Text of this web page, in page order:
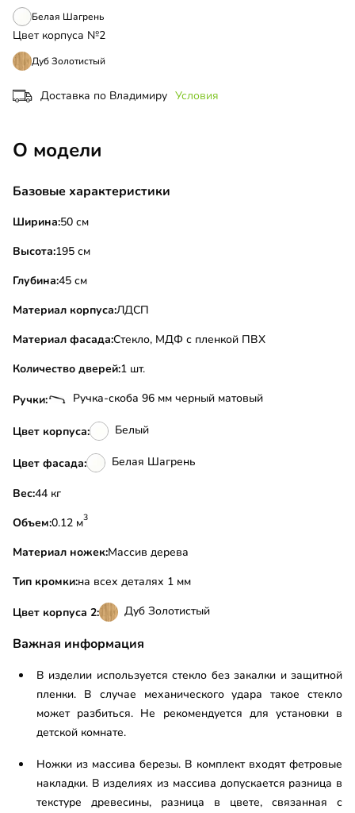
Белая Шагрень
Цвет корпуса №2
Дуб Золотистый
Доставка по Владимиру Условия
О модели
Базовые характеристики
Ширина:50 см
Высота:195 см
Глубина:45 см
Материал корпуса:ЛДСП
Материал фасада:Стекло, МДФ с пленкой ПВХ
Количество дверей:1 шт.
Ручки: Ручка-скоба 96 мм черный матовый
Цвет корпуса: Белый
Цвет фасада: Белая Шагрень
Вес:
44 кг
Объем:
0.12 м3
Материал ножек:Массив дерева
Тип кромки:на всех деталях 1 мм
Цвет корпуса 2: Дуб Золотистый
Важная информация
В изделии используется стекло без закалки и защитной
пленки. В случае механического удара такое стекло
может разбиться. Не рекомендуется для установки в
детской комнате.
Ножки из массива березы. В комплект входят фетровые
накладки. В изделиях из массива допускается разница в
текстуре древесины, разница в цвете, связанная с